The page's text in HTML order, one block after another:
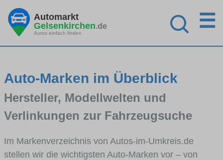
Automarkt
Gelsenkirchen.de
Autos einfach finden
☰
Auto-Marken im Überblick
Hersteller, Modellwelten und
Verlinkungen zur Fahrzeugsuche
Im Markenverzeichnis von Autos-im-Umkreis.de
stellen wir die wichtigsten Auto-Marken vor – von